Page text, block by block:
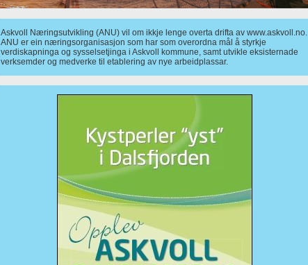
Askvoll Næringsutvikling (ANU) vil om ikkje lenge overta drifta av www.askvoll.no.
ANU er ein næringsorganisasjon som har som overordna mål å styrkje
verdiskapninga og sysselsetjinga i Askvoll kommune, samt utvikle eksisternade
verksemder og medverke til etablering av nye arbeidplassar.